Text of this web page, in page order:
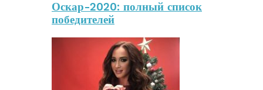
Оскар-2020: полный список
победителей